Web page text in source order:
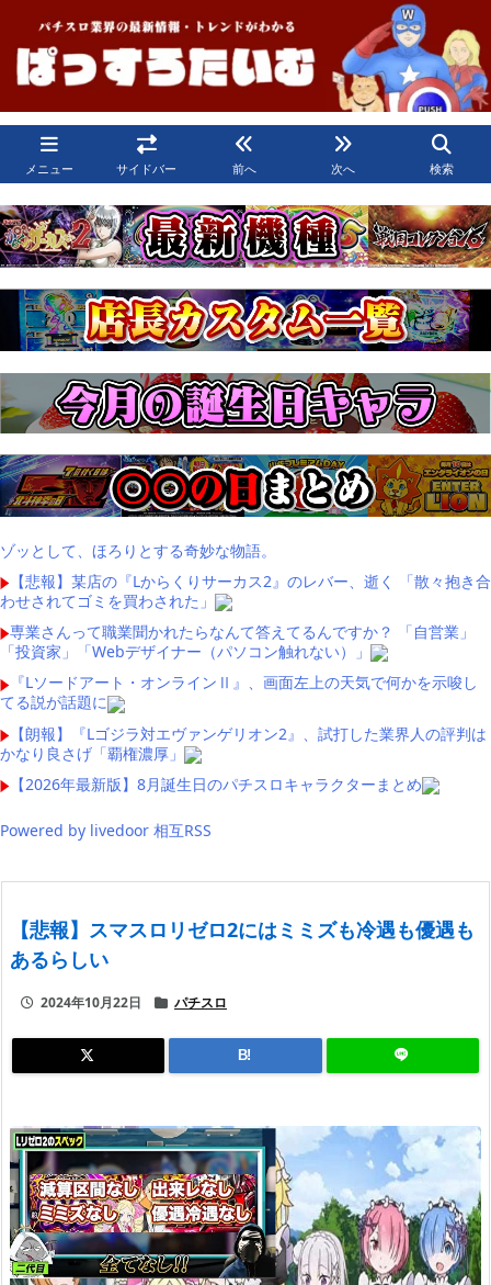
メニュー サイドバー 前へ 次へ 検索
ゾッとして、ほろりとする奇妙な物語。
【悲報】某店の『Lからくりサーカス2』のレバー、逝く 「散々抱き合
わせされてゴミを買わされた」
専業さんって職業聞かれたらなんて答えてるんですか？ 「自営業」
「投資家」「Webデザイナー（パソコン触れない）」
『Lソードアート・オンラインⅡ』、画面左上の天気で何かを示唆し
てる説が話題に
【朗報】『Lゴジラ対エヴァンゲリオン2』、試打した業界人の評判は
かなり良さげ「覇権濃厚」
【2026年最新版】8月誕生日のパチスロキャラクターまとめ
Powered by livedoor 相互RSS
【悲報】スマスロリゼロ2にはミミズも冷遇も優遇も
あるらしい
2024年10月22日 パチスロ
B!